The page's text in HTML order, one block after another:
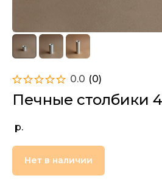
0.0 (0)
Печные столбики
р.
Нет в наличии